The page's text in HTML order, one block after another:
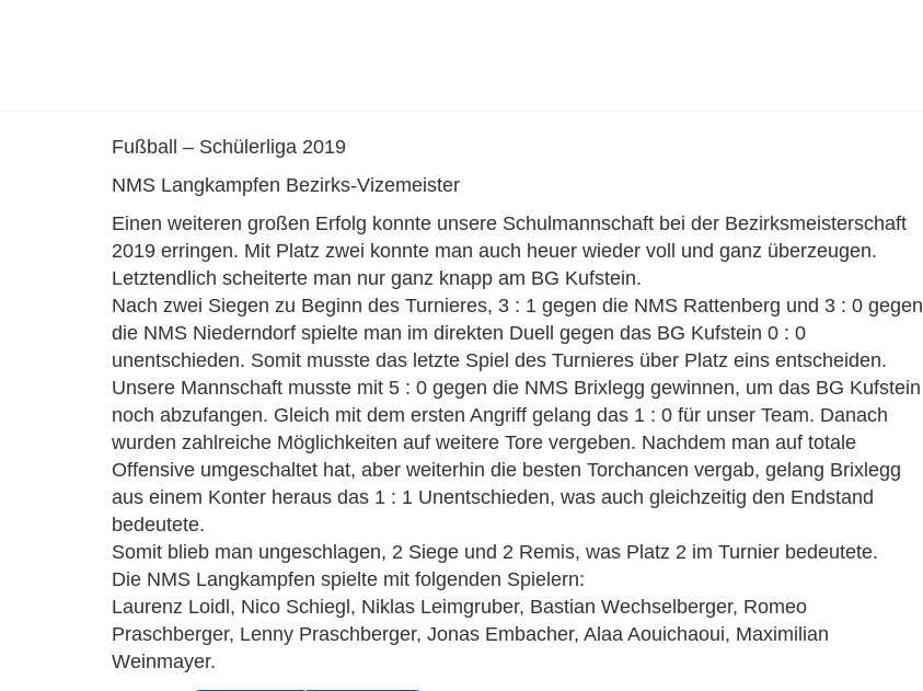
Fußball – Schülerliga 2019
NMS Langkampfen Bezirks-Vizemeister
Einen weiteren großen Erfolg konnte unsere Schulmannschaft bei der Bezirksmeisterschaft
2019 erringen. Mit Platz zwei konnte man auch heuer wieder voll und ganz überzeugen.
Letztendlich scheiterte man nur ganz knapp am BG Kufstein.
Nach zwei Siegen zu Beginn des Turnieres, 3 : 1 gegen die NMS Rattenberg und 3 : 0 gegen
die NMS Niederndorf spielte man im direkten Duell gegen das BG Kufstein 0 : 0
unentschieden. Somit musste das letzte Spiel des Turnieres über Platz eins entscheiden.
Unsere Mannschaft musste mit 5 : 0 gegen die NMS Brixlegg gewinnen, um das BG Kufstein
noch abzufangen. Gleich mit dem ersten Angriff gelang das 1 : 0 für unser Team. Danach
wurden zahlreiche Möglichkeiten auf weitere Tore vergeben. Nachdem man auf totale
Offensive umgeschaltet hat, aber weiterhin die besten Torchancen vergab, gelang Brixlegg
aus einem Konter heraus das 1 : 1 Unentschieden, was auch gleichzeitig den Endstand
bedeutete.
Somit blieb man ungeschlagen, 2 Siege und 2 Remis, was Platz 2 im Turnier bedeutete.
Die NMS Langkampfen spielte mit folgenden Spielern:
Laurenz Loidl, Nico Schiegl, Niklas Leimgruber, Bastian Wechselberger, Romeo
Praschberger, Lenny Praschberger, Jonas Embacher, Alaa Aouichaoui, Maximilian
Weinmayer.